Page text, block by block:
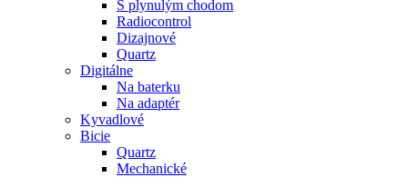
S plynulým chodom
Radiocontrol
Dizajnové
Quartz
Digitálne
Na baterku
Na adaptér
Kyvadlové
Bicie
Quartz
Mechanické